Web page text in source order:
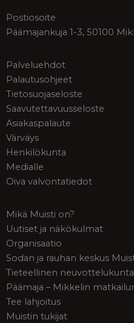
Postiosoite
Päämajankuja 1-3, 50100
Palveluehdot
Palautusohjeet
Tietosuojaseloste
Saavutettavuusseloste
Asiakaspalaute
Värväys
Henkilökunta
Medialle
Oiva valvontatiedot
Mikä Muisti on?
Uutiset ja näkökulmat
Organisaatio
Sodan ja rauhan keskus
Tieteellinen neuvottelukunta
Päämaja – Mikkelin
Tee lahjoitus
Muistin tukijat